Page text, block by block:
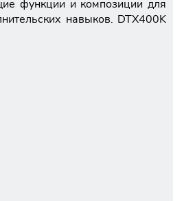
функции и композиции для
навыков. DTX400K